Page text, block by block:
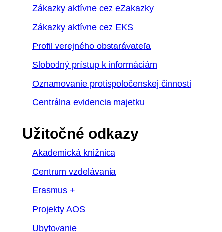
Zákazky aktívne cez eZakazky
Zákazky aktívne cez EKS
Profil verejného obstarávateľa
Slobodný prístup k informáciám
Oznamovanie protispoločenskej činnosti
Centrálna evidencia majetku
Užitočné odkazy
Akademická knižnica
Centrum vzdelávania
Erasmus +
Projekty AOS
Ubytovanie